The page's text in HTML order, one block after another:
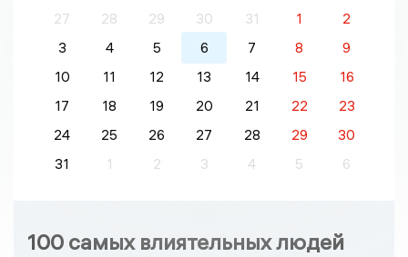
27
28 29 30 31 1
2
3
4 5 6 7 8
9
10
11 12 13 14 15
16
17
18 19 20 21 22
23
24
25 26 27 28 29
30
31
1 2 3 4 5 6
100 самых влиятельных людей